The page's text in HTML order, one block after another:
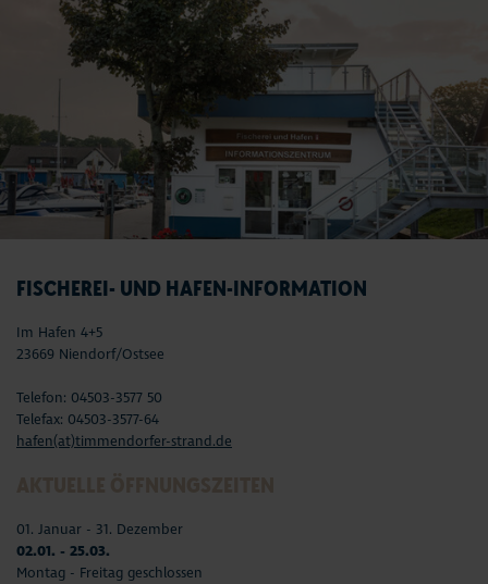
FISCHEREI- UND HAFEN-INFORMATION
Im Hafen 4+5
23669 Niendorf/Ostsee
Telefon: 04503-3577 50
Telefax: 04503-3577-64
hafen(at)timmendorfer-strand.de
01. Januar - 31. Dezember
02.01. - 25.03.
Montag - Freitag geschlossen